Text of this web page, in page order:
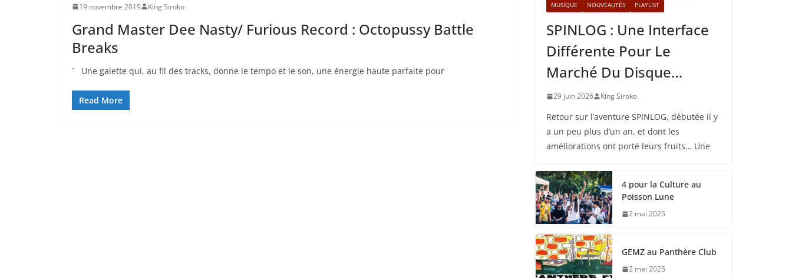
19 novembre 2019 King Siroko
Grand Master Dee Nasty/ Furious Record : Octopussy Battle
Breaks
` Une galette qui, au fil des tracks, donne le tempo et le son, une énergie haute parfaite pour
Read More
MUSIQUE
NOUVEAUTÉS PLAYLIST
SPINLOG : Une Interface
Différente Pour Le
Marché Du Disque…
29 juin 2026 King Siroko
Retour sur l’aventure SPINLOG, débutée il y
a un peu plus d’un an, et dont les
améliorations ont porté leurs fruits… Une
4 pour la Culture au
Poisson Lune
2 mai 2025
GEMZ au Panthère Club
2 mai 2025